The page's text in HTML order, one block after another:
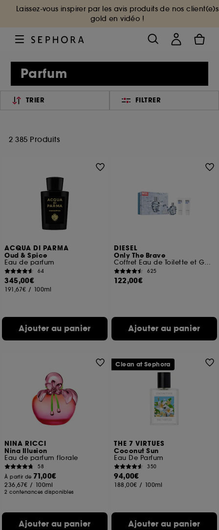
Laissez-vous inspirer par les avis produits de nos client(e)s
gold en vidéo !
Parfum
TRIER FILTRER
2 385 Produits
ACQUA DI PARMA
Oud & Spice
Eau de parfum
64
345,00€
191,67€ / 100ml
Ajouter au panier
DIESEL
Only The Brave
Coffret Eau de Toilette et Gels Douche
625
122,00€
Ajouter au panier
NINA RICCI
Nina Illusion
Eau de parfum florale
58
À partir de 71,00€
236,67€ / 100ml
2 contenances disponibles
Ajouter au panier
THE 7 VIRTUES
Coconut Sun
Eau De Parfum
350
94,00€
188,00€ / 100ml
Ajouter au panier
Clean at Sephora